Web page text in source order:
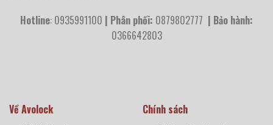
Hotline: 0935991100 | Phân phối: 0879802777 | Bảo hành:
0366642803
Về Avolock
Chính sách